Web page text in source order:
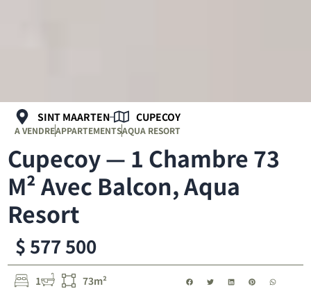
1 73m²
$ 577 500
Cupecoy — 1 Chambre 73
M² Avec Balcon, Aqua
Resort
SINT MAARTEN CUPECOY
A VENDREAPPARTEMENTSAQUA RESORT